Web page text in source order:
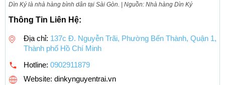
Dìn Ký là nhà hàng bình dân tại Sài Gòn. | Nguồn: Nhà hàng Dìn Ký
Thông Tin Liên Hệ:
Địa chỉ: 137c Đ. Nguyễn Trãi, Phường Bến Thành, Quận 1,
Thành phố Hồ Chí Minh
Hotline: 0902911879
Website: dinkynguyentrai.vn